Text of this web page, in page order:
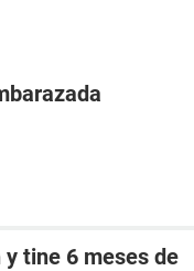
tine 6 meses de